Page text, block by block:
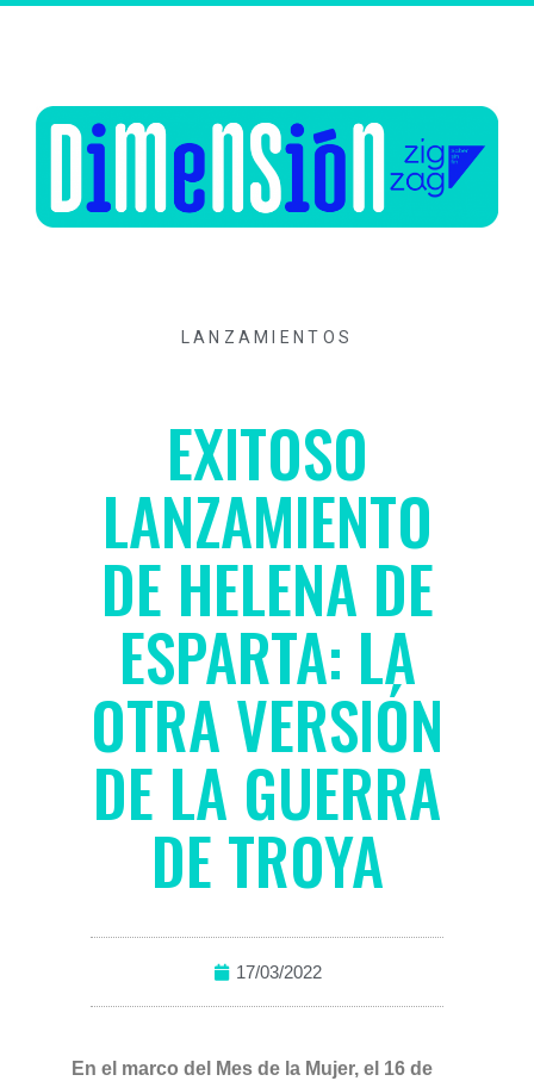
LANZAMIENTOS
EXITOSO
LANZAMIENTO
DE HELENA DE
ESPARTA: LA
OTRA VERSIÓN
DE LA GUERRA
DE TROYA
17/03/2022
En el marco del Mes de la Mujer, el 16 de